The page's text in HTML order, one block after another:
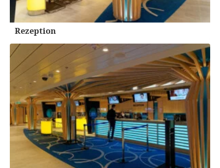
Rezeption